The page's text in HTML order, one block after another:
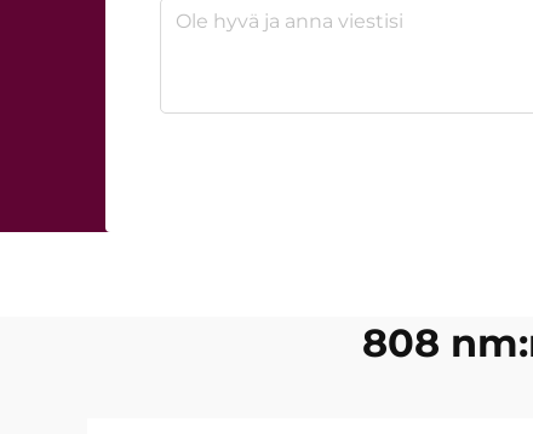
808